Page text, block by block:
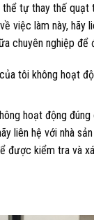
tự thay thế quạt
việc làm này, hãy
chuyên nghiệp để
tôi không hoạt
hoạt động
liên hệ với nhà
được kiểm tra và